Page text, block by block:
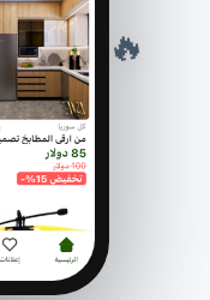
🔥